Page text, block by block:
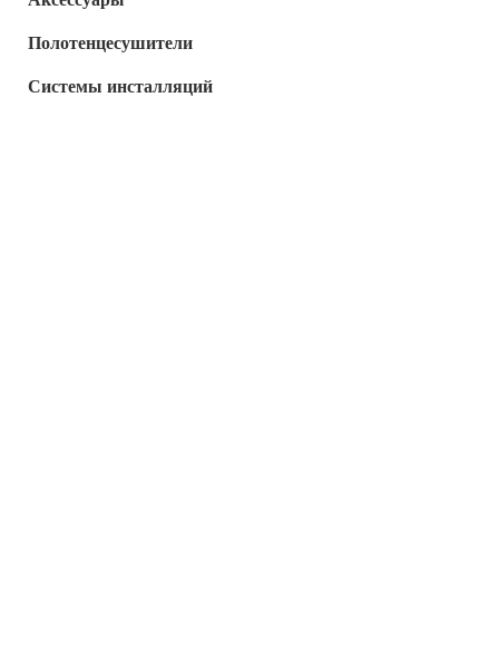
Полотенцесушители
Системы инсталляций